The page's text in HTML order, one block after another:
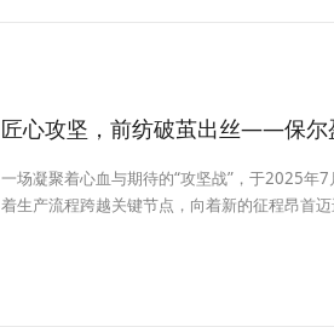
匠心攻坚，前纺破茧出丝——保尔
一场凝聚着心血与期待的“攻坚战”，于2025
着生产流程跨越关键节点，向着新的征程昂首